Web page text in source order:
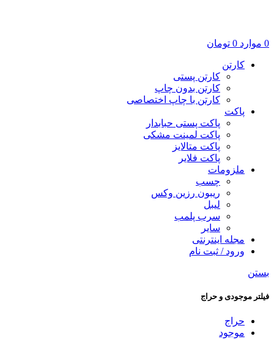
0 موارد 0 تومان
کارتن
کارتن پستی
کارتن بدون چاپ
کارتن با چاپ اختصاصی
پاکت
پاکت پستی حبابدار
پاکت لمینت مشکی
پاکت متالایز
پاکت فلایر
ملزومات
چسب
ریبون رزین وکس
لیبل
سرب پلمب
سایر
مجله اینترنتی
ورود / ثبت نام
بستن
فیلتر موجودی و حراج
حراج
موجود